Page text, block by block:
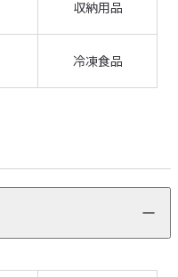
収納用品
冷凍食品